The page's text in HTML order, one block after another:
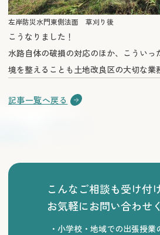
左岸防災水門東側法面 草刈り後
こうなりました！
水路自体の破損の対応のほか、こうい
境を整えることも土地改良区の大切な業
記事一覧へ戻る
こんなご相談も受け付
お気軽にお問い合わせ
小学校・地域での出張授業